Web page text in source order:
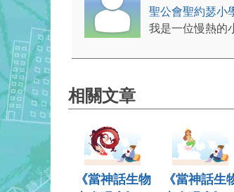
聖公會聖約瑟小
我是一位慢熱的
相關文章
《當神話生物
《當神話生